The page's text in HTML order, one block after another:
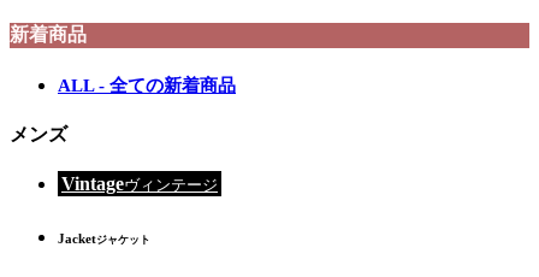
新着商品
ALL - 全ての新着商品
メンズ
Vintageヴィンテージ
Jacketジャケット